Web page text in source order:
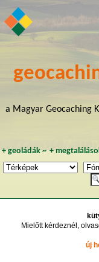
a Magyar Geocaching
+ geoládák~ +
Mielőtt kérdeznél,
új